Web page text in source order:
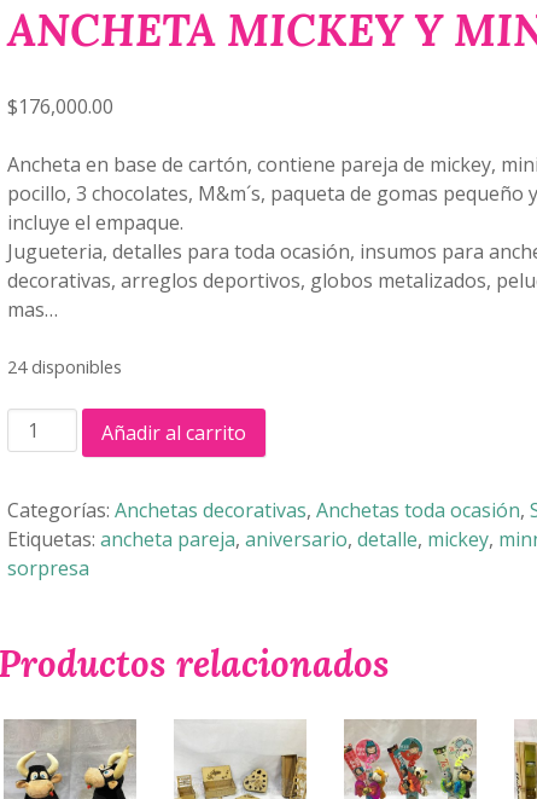
ANCHETA MICKEY Y
$176,000.00
Ancheta en base de cartón, contiene pareja de mickey,
pocillo, 3 chocolates, M&m´s, paqueta de gomas pequeño
incluye el empaque.
Jugueteria, detalles para toda ocasión, insumos para
decorativas, arreglos deportivos, globos metalizados,
mas…
24 disponibles
ANCHETA
MICKEY
MINNIE
cantidad
Añadir al carrito
Categorías: Anchetas decorativas, Anchetas toda ocasión,
Etiquetas: ancheta pareja, aniversario, detalle, mickey,
sorpresa
Productos relacionados